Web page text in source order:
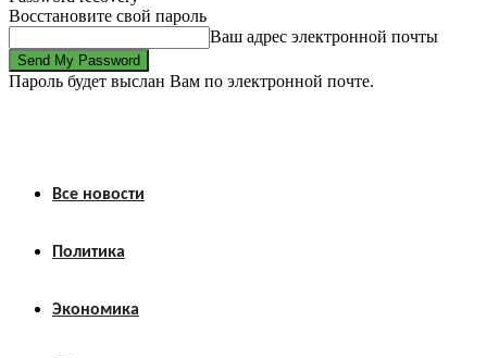
Восстановите свой пароль
Ваш адрес электронной почты
Пароль будет выслан Вам по электронной почте.
Все новости
Политика
Экономика